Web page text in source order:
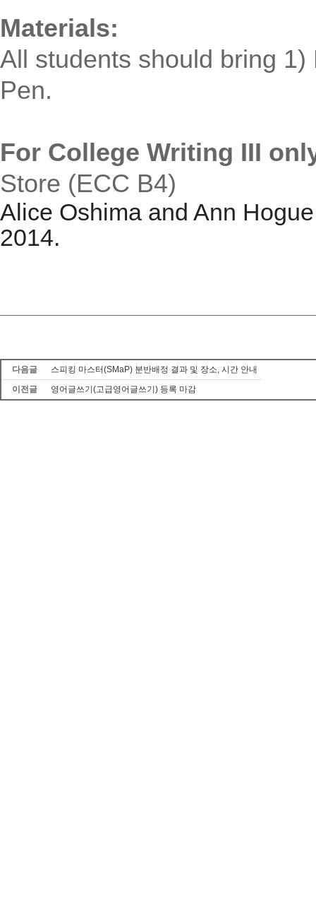
Materials:
All students should bring
Pen.
For College Writing III
Store (ECC B4)
Alice Oshima and Ann
2014.
다음글
스피킹 마스터(SMaP) 분반배정 결과 및 장소, 시간 안내
이전글
영어글쓰기(고급영어글쓰기) 등록 마감